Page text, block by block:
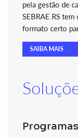
pela gestão de
SEBRAE RS
formato certo
SAIBA MAIS
Programas